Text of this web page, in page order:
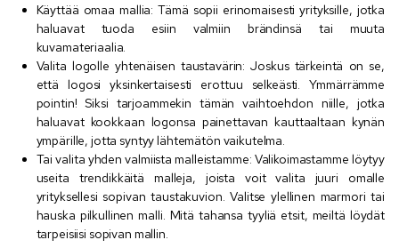
Käyttää omaa mallia: Tämä sopii erinomaisesti yrityksille, jotka
haluavat tuoda esiin valmiin brändinsä tai muuta
kuvamateriaalia.
Valita logolle yhtenäisen taustavärin: Joskus tärkeintä on se,
että logosi yksinkertaisesti erottuu selkeästi. Ymmärrämme
pointin! Siksi tarjoammekin tämän vaihtoehdon niille, jotka
haluavat kookkaan logonsa painettavan kauttaaltaan kynän
ympärille, jotta syntyy lähtemätön vaikutelma.
Tai valita yhden valmiista malleistamme: Valikoimastamme löytyy
useita trendikkäitä malleja, joista voit valita juuri omalle
yrityksellesi sopivan taustakuvion. Valitse ylellinen marmori tai
hauska pilkullinen malli. Mitä tahansa tyyliä etsit, meiltä löydät
tarpeisiisi sopivan mallin.